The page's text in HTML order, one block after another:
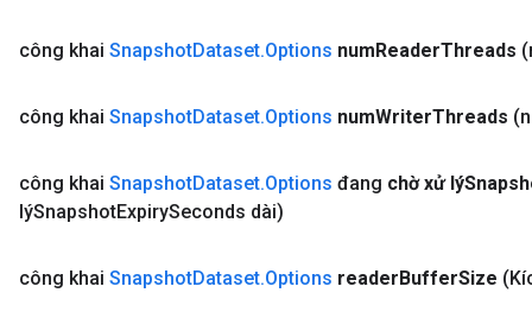
công khai SnapshotDataset.Options numReaderThreads
công khai SnapshotDataset.Options numWriterThreads
công khai SnapshotDataset.Options đang chờ xử
lýSnapshotExpirySeconds dài)
công khai SnapshotDataset.Options readerBufferSize